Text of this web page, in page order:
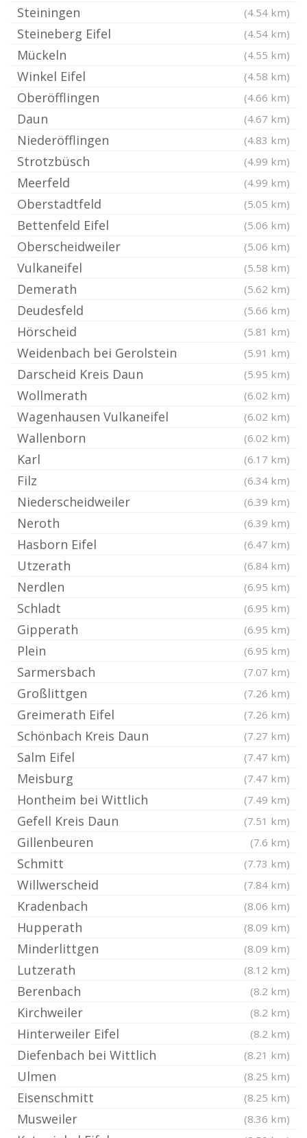
Steiningen (4.54 km)
Steineberg Eifel (4.54 km)
Mückeln (4.55 km)
Winkel Eifel (4.58 km)
Oberöfflingen (4.66 km)
Daun (4.67 km)
Niederöfflingen (4.83 km)
Strotzbüsch (4.99 km)
Meerfeld (4.99 km)
Oberstadtfeld (5.05 km)
Bettenfeld Eifel (5.06 km)
Oberscheidweiler (5.06 km)
Vulkaneifel (5.58 km)
Demerath (5.62 km)
Deudesfeld (5.66 km)
Hörscheid (5.81 km)
Weidenbach bei Gerolstein (5.91 km)
Darscheid Kreis Daun (5.95 km)
Wollmerath (6.02 km)
Wagenhausen Vulkaneifel (6.02 km)
Wallenborn (6.02 km)
Karl (6.17 km)
Filz (6.34 km)
Niederscheidweiler (6.39 km)
Neroth (6.39 km)
Hasborn Eifel (6.47 km)
Utzerath (6.84 km)
Nerdlen (6.95 km)
Schladt (6.95 km)
Gipperath (6.95 km)
Plein (6.95 km)
Sarmersbach (7.07 km)
Großlittgen (7.26 km)
Greimerath Eifel (7.26 km)
Schönbach Kreis Daun (7.27 km)
Salm Eifel (7.47 km)
Meisburg (7.47 km)
Hontheim bei Wittlich (7.49 km)
Gefell Kreis Daun (7.51 km)
Gillenbeuren (7.6 km)
Schmitt (7.73 km)
Willwerscheid (7.84 km)
Kradenbach (8.06 km)
Hupperath (8.09 km)
Minderlittgen (8.09 km)
Lutzerath (8.12 km)
Berenbach (8.2 km)
Kirchweiler (8.2 km)
Hinterweiler Eifel (8.2 km)
Diefenbach bei Wittlich (8.21 km)
Ulmen (8.25 km)
Eisenschmitt (8.25 km)
Musweiler (8.36 km)